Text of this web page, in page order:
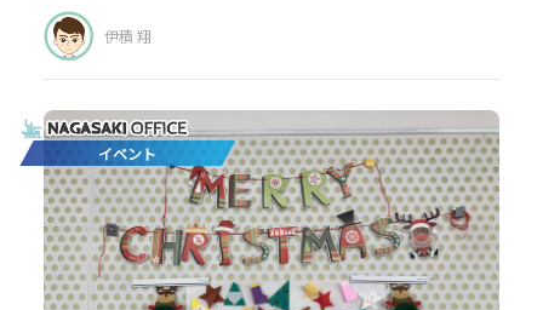
伊積 翔
イベント